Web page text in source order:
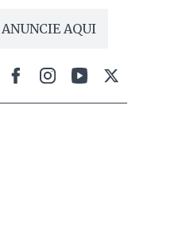
ANUNCIE AQUI